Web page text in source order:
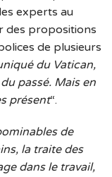
experts au
des propositions
de plusieurs
du Vatican,
passé. Mais en
présent“.
de
la traite des
dans le travail,